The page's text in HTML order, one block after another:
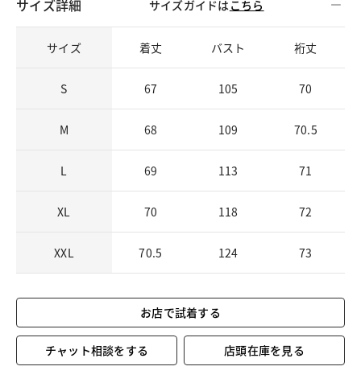
サイズ詳細 サイズガイドは こちら
サイズ 着丈 バスト 裄丈
S 67 105 70
M 68 109 70.5
L 69 113 71
XL 70 118 72
XXL 70.5 124 73
お店で試着する
チャット相談をする 店頭在庫を見る